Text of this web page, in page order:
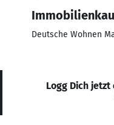
Deutsche Wohnen
Logg Dich